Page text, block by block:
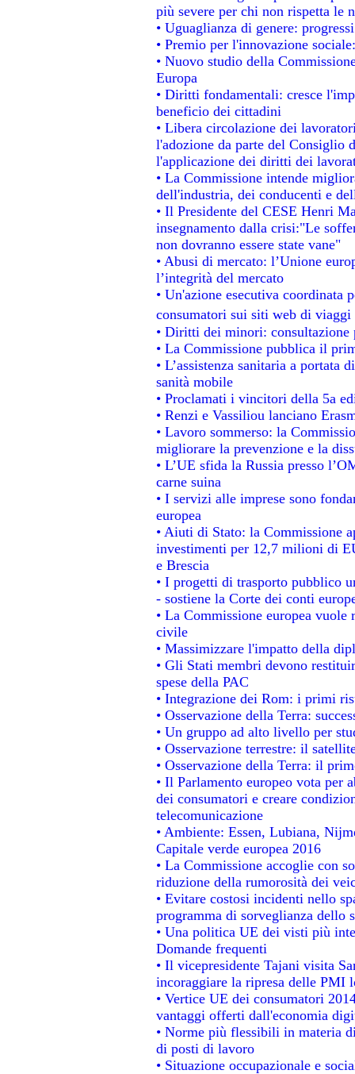
più severe per chi non rispetta le
• Uguaglianza di genere:
• Premio per l'innovazione
• Nuovo studio della
Europa
• Diritti fondamentali: cresce
beneficio dei cittadini
• Libera circolazione dei
l'adozione da parte del Consiglio
l'applicazione dei diritti dei
• La Commissione intende
dell'industria, dei conducenti e
• Il Presidente del CESE Henri
insegnamento dalla crisi:"Le
non dovranno essere state vane"
• Abusi di mercato: l’Unione
l’integrità del mercato
• Un'azione esecutiva
consumatori sui siti web di viaggi
• Diritti dei minori: consultazione
• La Commissione pubblica il
• L’assistenza sanitaria a
sanità mobile
• Proclamati i vincitori della 5a
• Renzi e Vassiliou lanciano
• Lavoro sommerso: la
migliorare la prevenzione e la
• L’UE sfida la Russia presso
carne suina
• I servizi alle imprese sono
europea
• Aiuti di Stato: la Commissione
investimenti per 12,7 milioni di
e Brescia
• I progetti di trasporto pubblico
- sostiene la Corte dei conti
• La Commissione europea
civile
• Massimizzare l'impatto della
• Gli Stati membri devono
spese della PAC
• Integrazione dei Rom: i primi
• Osservazione della Terra:
• Un gruppo ad alto livello per
• Osservazione terrestre: il
• Osservazione della Terra: il
• Il Parlamento europeo vota
dei consumatori e creare
telecomunicazione
• Ambiente: Essen, Lubiana,
Capitale verde europea 2016
• La Commissione accoglie con
riduzione della rumorosità dei
• Evitare costosi incidenti nello
programma di sorveglianza dello
• Una politica UE dei visti più
Domande frequenti
• Il vicepresidente Tajani visita
incoraggiare la ripresa delle PMI
• Vertice UE dei consumatori
vantaggi offerti dall'economia
• Norme più flessibili in materia
di posti di lavoro
• Situazione occupazionale e